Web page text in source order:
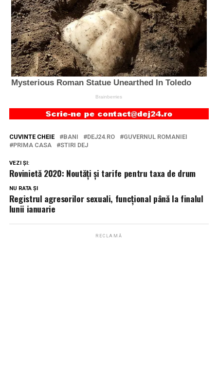
CUVINTE CHEIE BANI DEJ24.RO
GUVERNUL ROMANIEI
PRIMA CASA
STIRI DEJ
VEZI ȘI:
Rovinietă 2020: Noutăți și tarife pentru taxa de drum
NU RATA ȘI
Registrul agresorilor sexuali, funcțional până la finalul
lunii ianuarie
RECLAMĂ